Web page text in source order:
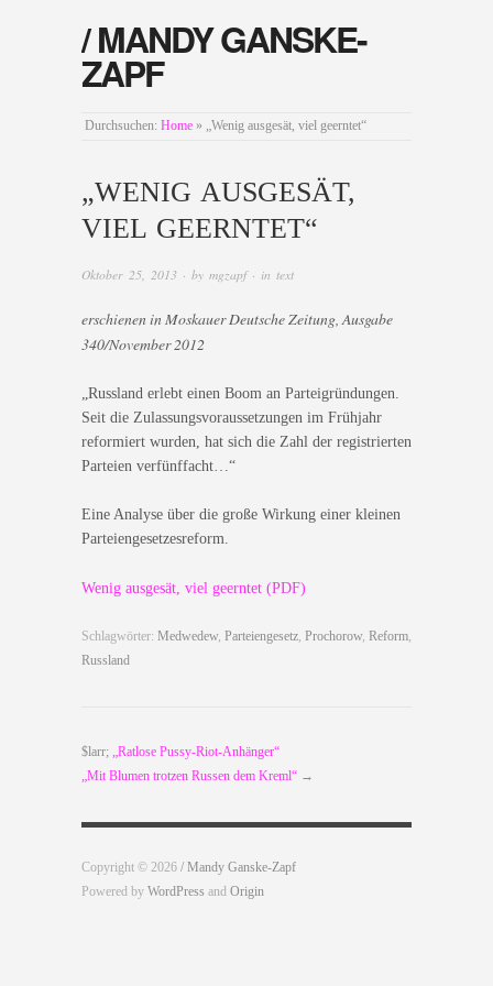
/ MANDY GANSKE-
ZAPF
Durchsuchen: Home » „Wenig ausgesät, viel geerntet“
„WENIG AUSGESÄT,
VIEL GEERNTET“
Oktober 25, 2013 · by mgzapf· in text
erschienen in Moskauer Deutsche Zeitung, Ausgabe
340/November 2012
„Russland erlebt einen Boom an Parteigründungen.
Seit die Zulassungsvoraussetzungen im Frühjahr
reformiert wurden, hat sich die Zahl der registrierten
Parteien verfünffacht…“
Eine Analyse über die große Wirkung einer kleinen
Parteiengesetzesreform.
Wenig ausgesät, viel geerntet (PDF)
Schlagwörter: Medwedew, Parteiengesetz, Prochorow, Reform,
Russland
$larr; „Ratlose Pussy-Riot-Anhänger“
„Mit Blumen trotzen Russen dem Kreml“ →
Copyright © 2026 / Mandy Ganske-Zapf
Powered by WordPress and Origin